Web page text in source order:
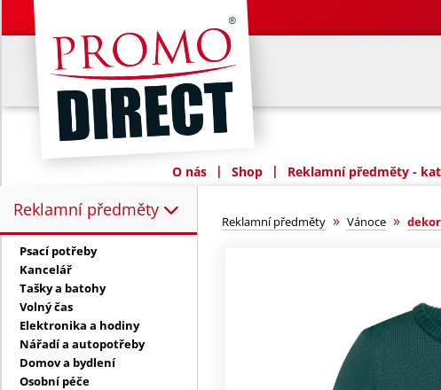
O nás | Shop | Reklamní předměty -
Reklamní předměty
Reklamní předměty:
Psací potřeby
Kancelář
Tašky a batohy
Volný čas
Elektronika a hodiny
Nářadí a autopotřeby
Domov a bydlení
Osobní péče
Reklamní předměty » Vánoce »